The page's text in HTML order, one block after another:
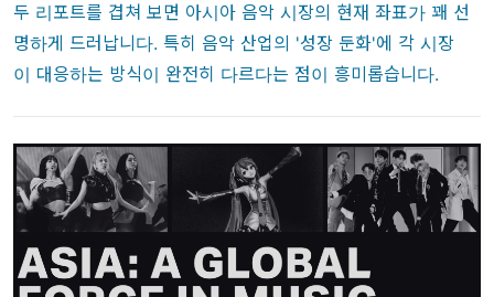
두 리포트를 겹쳐 보면 아시아 음악 시장의 현재 좌표가 꽤 선
명하게 드러납니다. 특히 음악 산업의 '성장 둔화'에 각 시장
이 대응하는 방식이 완전히 다르다는 점이 흥미롭습니다.